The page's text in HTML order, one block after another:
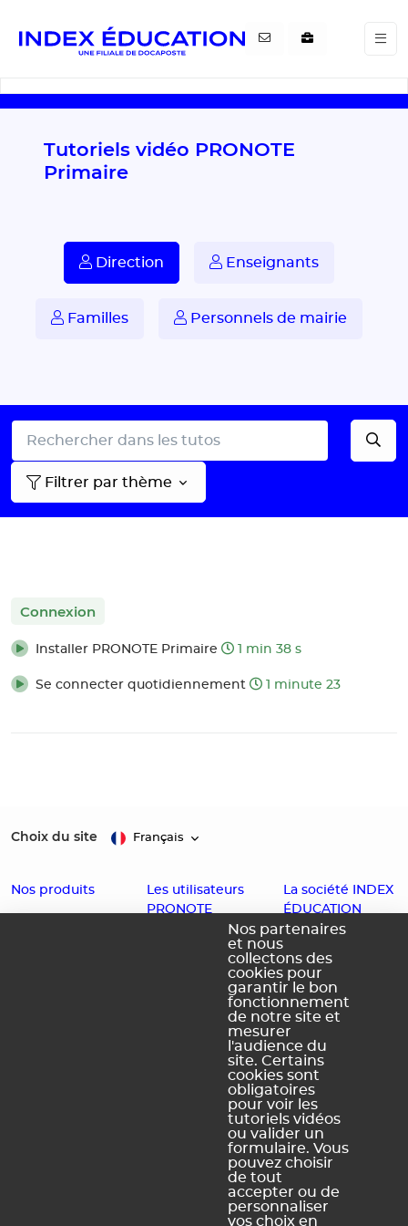
Tutoriels vidéo PRONOTE
Primaire
Direction Enseignants
Familles Personnels de mairie
Filtrer par thème
Connexion
Installer PRONOTE Primaire 1 min 38 s
Se connecter quotidiennement 1 minute 23
Choix du site Français
Nos produits
Les utilisateurs
PRONOTE
Enseignants
La société INDEX
ÉDUCATION
Histoire
Offres d'emploi
Contact
Accessibilité :
Partiellement
conforme
Schéma
pluriannuel
d'accessibilité
numérique
Nos partenaires
et nous
collectons des
cookies pour
garantir le bon
fonctionnement
de notre site et
mesurer
l'audience du
site. Certains
cookies sont
obligatoires
pour voir les
tutoriels vidéos
ou valider un
formulaire. Vous
pouvez choisir
de tout
accepter ou de
personnaliser
vos choix en